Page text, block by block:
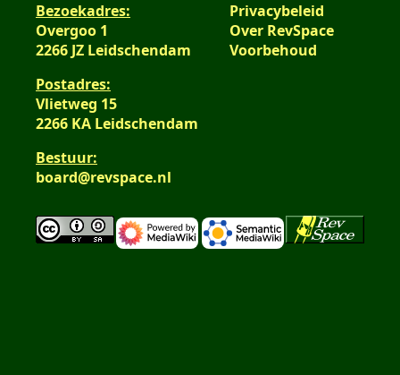
Bezoekadres:
Overgoo 1
2266 JZ Leidschendam
Postadres:
Vlietweg 15
2266 KA Leidschendam
Bestuur:
board@revspace.nl
Privacybeleid
Over RevSpace
Voorbehoud